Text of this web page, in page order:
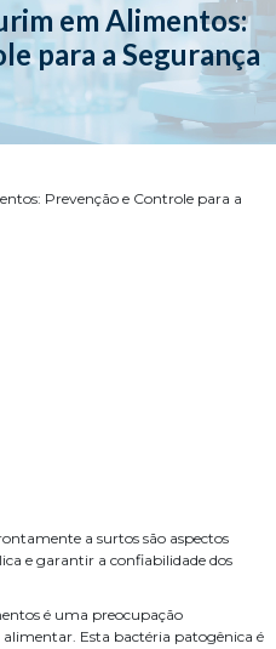
em Alimentos:
para a Segurança
a surtos são aspectos
e garantir a confiabilidade dos
é uma preocupação
Esta bactéria patogênica é